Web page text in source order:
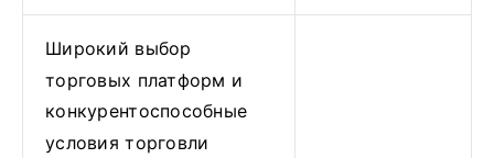
Широкий выбор
торговых платформ и
конкурентоспособные
условия торговли